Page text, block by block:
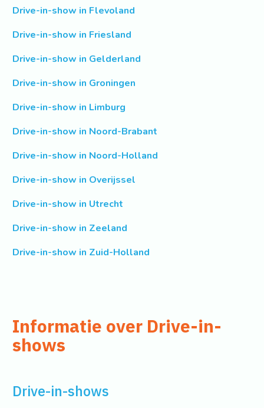
Drive-in-show in Flevoland
Drive-in-show in Friesland
Drive-in-show in Gelderland
Drive-in-show in Groningen
Drive-in-show in Limburg
Drive-in-show in Noord-Brabant
Drive-in-show in Noord-Holland
Drive-in-show in Overijssel
Drive-in-show in Utrecht
Drive-in-show in Zeeland
Drive-in-show in Zuid-Holland
Informatie over Drive-in-
shows
Drive-in-shows